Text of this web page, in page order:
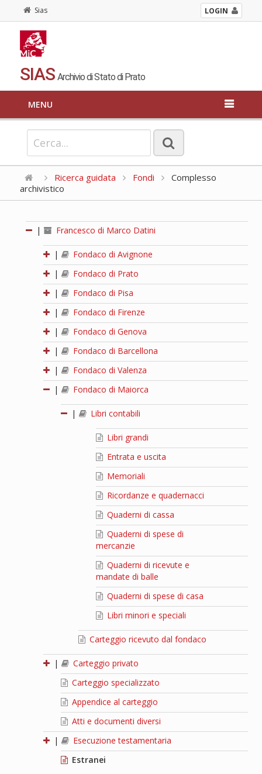
Sias LOGIN
SIAS Archivio di Stato di Prato
MENU
Ricerca guidata Fondi
Complesso
archivistico
| Francesco di Marco Datini
|
Fondaco di Avignone
|
Fondaco di Prato
|
Fondaco di Pisa
|
Fondaco di Firenze
|
Fondaco di Genova
|
Fondaco di Barcellona
|
Fondaco di Valenza
|
Fondaco di Maiorca
| Libri contabili
Libri grandi
Entrata e uscita
Memoriali
Ricordanze e quadernacci
Quaderni di cassa
Quaderni di spese di
mercanzie
Quaderni di ricevute e
mandate di balle
Quaderni di spese di casa
Libri minori e speciali
Carteggio ricevuto dal fondaco
|
Carteggio privato
Carteggio specializzato
Appendice al carteggio
Atti e documenti diversi
|
Esecuzione testamentaria
Estranei